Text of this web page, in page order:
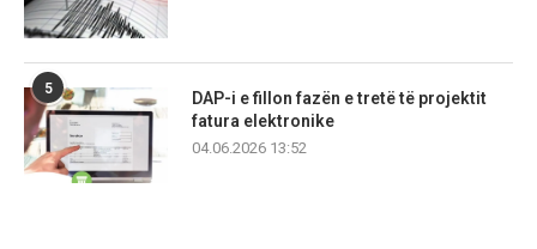
5
DAP-i e fillon fazën e tretë të projektit
fatura elektronike
04.06.2026 13:52